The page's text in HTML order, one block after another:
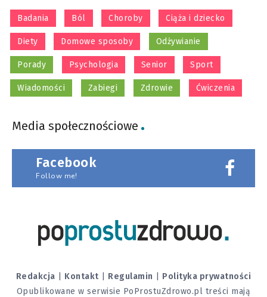
Badania Ból Choroby Ciąża i dziecko
Diety Domowe sposoby Odżywianie
Porady Psychologia Senior Sport
Wiadomości Zabiegi Zdrowie Ćwiczenia
Media społecznościowe
Facebook
Follow me!
Redakcja Kontakt Regulamin
Polityka prywatności
Opublikowane w serwisie PoProstuZdrowo.pl treści mają